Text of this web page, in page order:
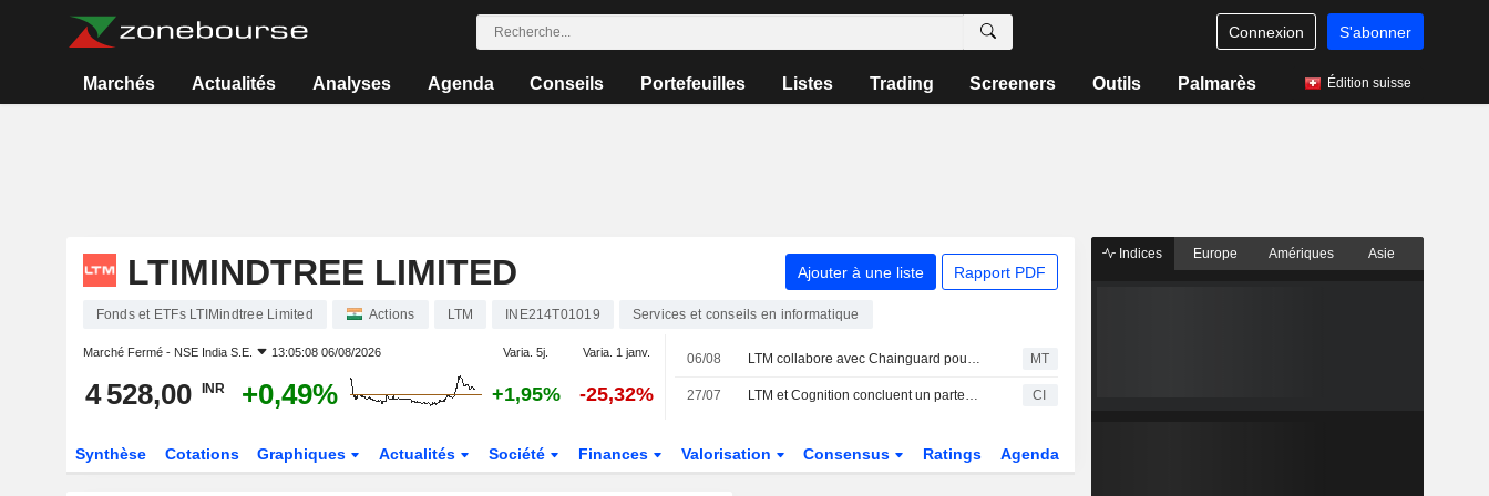
Connexion S'abonner
Marchés Actualités Analyses Agenda Conseils Portefeuilles Listes Trading Screeners Outils Palmarès Édition suisse
LTIMINDTREE LIMITED Ajouter à une liste Rapport PDF
Fonds et ETFs LTIMindtree Limited Actions LTM INE214T01019 Services et conseils en informatique
Marché Fermé - NSE India S.E. 13:05:08 06/08/2026 Varia. 5j. Varia. 1 janv.
4 528,00 INR +0,49% +1,95% -25,32%
06/08 LTM collabore avec Chainguard pour renforcer la sécurité de la chaîne d'approvisionnement logicielle MT
27/07 LTM et Cognition concluent un partenariat stratégique pour réduire le risque cyber dans les services financiers grâce à Devin CI
Synthèse Cotations Graphiques Actualités Société Finances Valorisation Consensus Ratings Agenda
Indices Europe Amériques Asie